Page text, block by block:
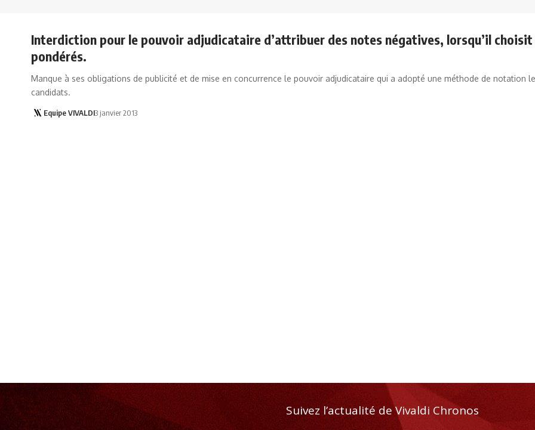
Interdiction pour le pouvoir adjudicataire d’attribuer des notes négatives, lorsqu’il
pondérés.
Manque à ses obligations de publicité et de mise en concurrence le pouvoir adjudicataire qui a adopté une méthode de notation
candidats.
Equipe VIVALDI3 janvier 2013
Suivez l’actualité de Vivaldi Chronos